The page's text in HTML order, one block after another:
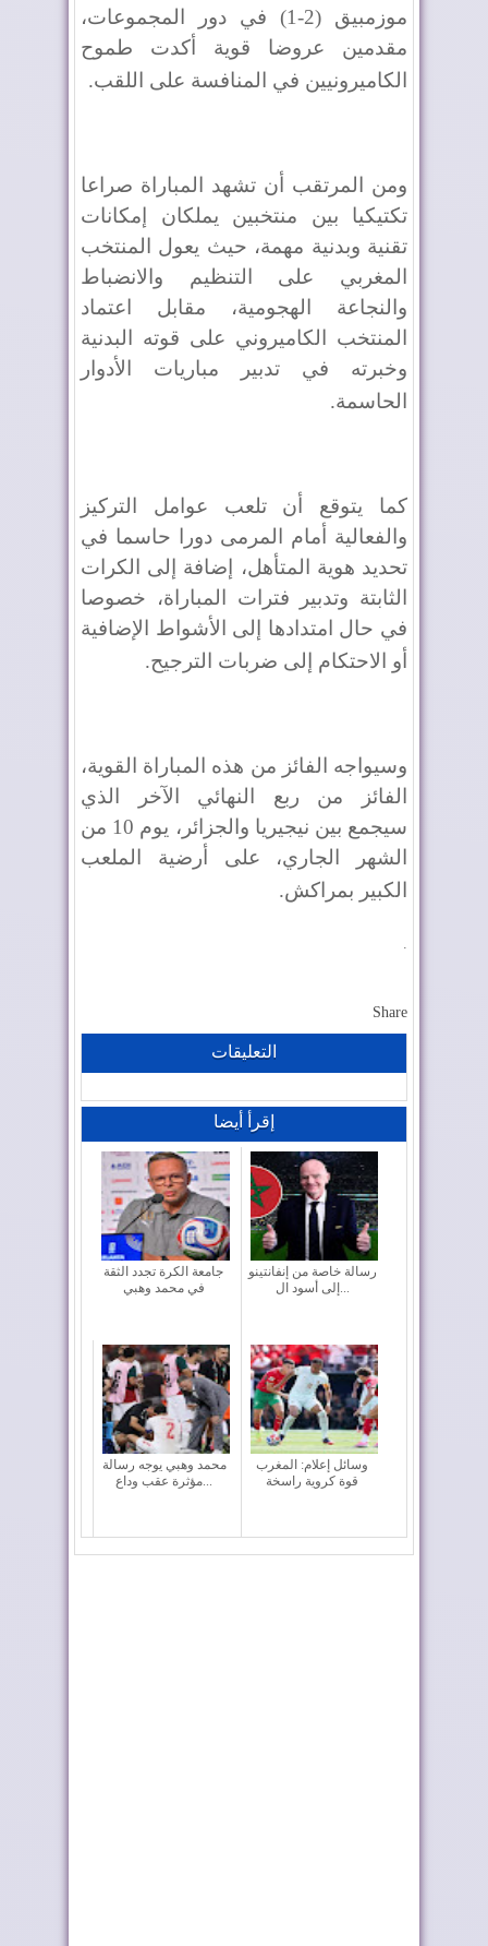
موزمبيق (2-1) في دور المجموعات،
مقدمين عروضا قوية أكدت طموح
الكاميرونيين في المنافسة على اللقب.
ومن المرتقب أن تشهد المباراة صراعا
تكتيكيا بين منتخبين يملكان إمكانات
تقنية وبدنية مهمة، حيث يعول المنتخب
المغربي على التنظيم والانضباط
والنجاعة الهجومية، مقابل اعتماد
المنتخب الكاميروني على قوته البدنية
وخبرته في تدبير مباريات الأدوار
الحاسمة.
كما يتوقع أن تلعب عوامل التركيز
والفعالية أمام المرمى دورا حاسما في
تحديد هوية المتأهل، إضافة إلى الكرات
الثابتة وتدبير فترات المباراة، خصوصا
في حال امتدادها إلى الأشواط الإضافية
أو الاحتكام إلى ضربات الترجيح.
وسيواجه الفائز من هذه المباراة القوية،
الفائز من ربع النهائي الآخر الذي
سيجمع بين نيجيريا والجزائر، يوم 10 من
الشهر الجاري، على أرضية الملعب
الكبير بمراكش.
.
Share
التعليقات
إقرأ أيضا
جامعة الكرة تجدد الثقة
في محمد وهبي
رسالة خاصة من إنفانتينو
إلى أسود ال...
محمد وهبي يوجه رسالة
مؤثرة عقب وداع...
وسائل إعلام: المغرب
قوة كروية راسخة